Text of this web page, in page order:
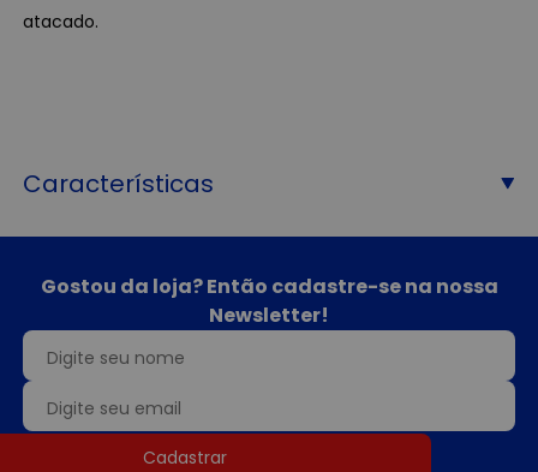
atacado.
Características
Gostou da loja? Então cadastre-se na nossa
Newsletter!
Cadastrar